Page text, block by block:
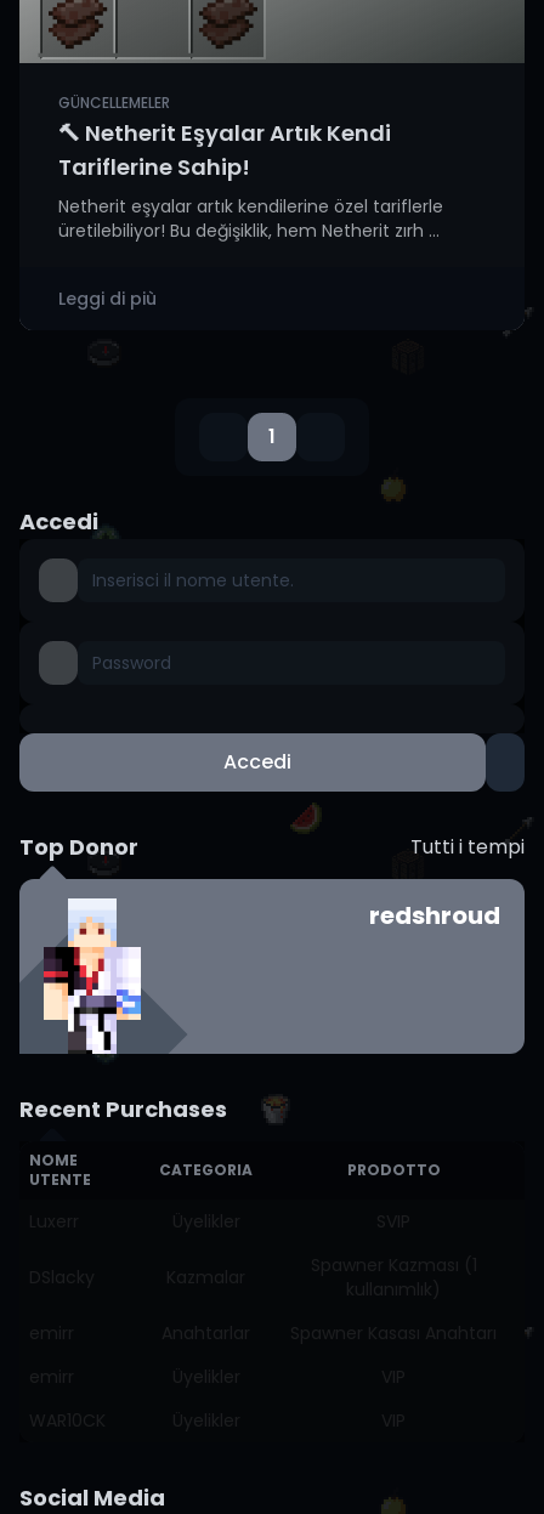
GÜNCELLEMELER
🔨 Netherit Eşyalar Artık Kendi
Tariflerine Sahip!
Netherit eşyalar artık kendilerine özel tariflerle
üretilebiliyor! Bu değişiklik, hem Netherit zırh ...
Leggi di più
1
Accedi
Accedi
Top Donor Tutti i tempi
redshroud
Recent Purchases
NOME
UTENTE
CATEGORIA PRODOTTO
Social Media